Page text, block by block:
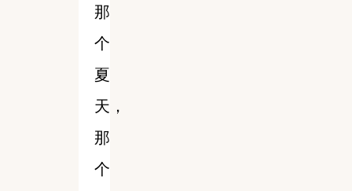
那
个
夏
天，
那
个